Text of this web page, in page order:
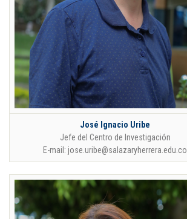
José Ignacio Uribe
Jefe del Centro de Investigación
E-mail: jose.uribe@salazaryherrera.edu.co